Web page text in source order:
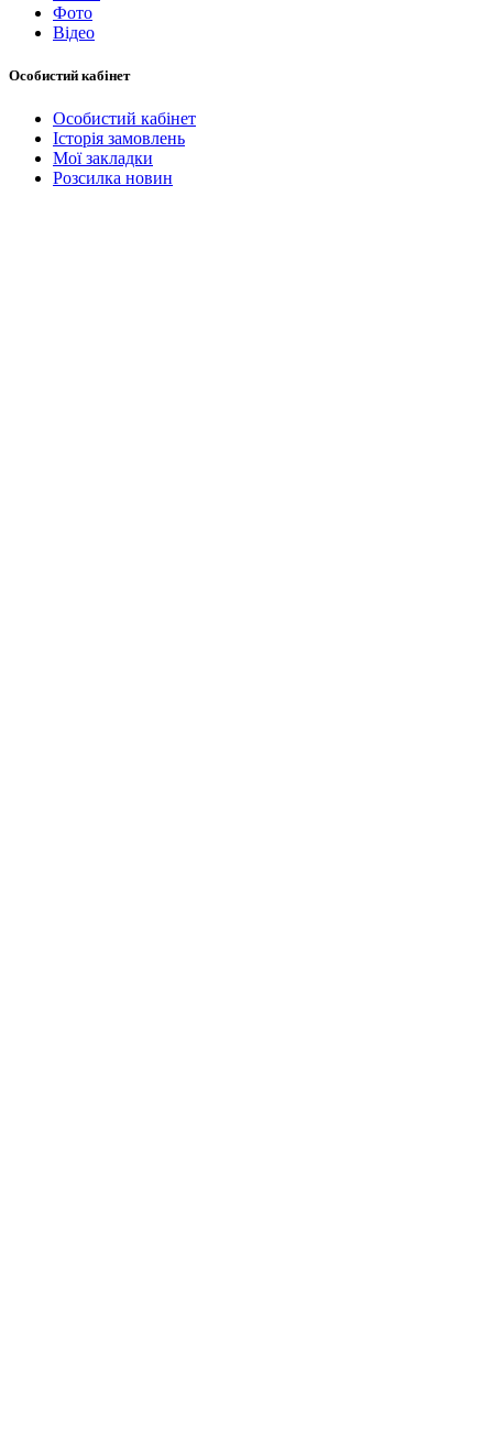
Фото
Відео
Особистий кабінет
Особистий кабінет
Історія замовлень
Мої закладки
Розсилка новин